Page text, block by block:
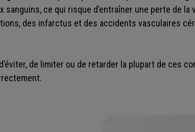
sanguins, ce qui risque d’entraîner une perte de
des infarctus et des accidents vasculaires
de limiter ou de retarder la plupart de ces